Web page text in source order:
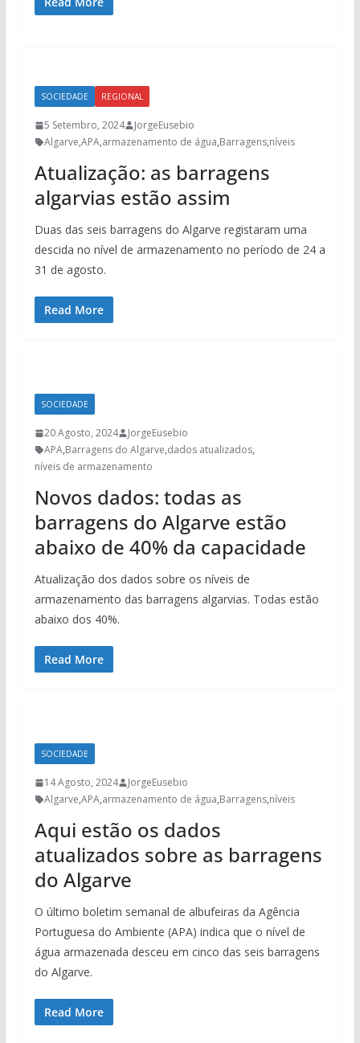
SOCIEDADE REGIONAL
5 Setembro, 2024
JorgeEusebio
Algarve,APA,armazenamento de água,Barragens,níveis
Atualização: as barragens
algarvias estão assim
Duas das seis barragens do Algarve registaram uma
descida no nível de armazenamento no período de 24 a
31 de agosto.
Read More
SOCIEDADE
20 Agosto, 2024
JorgeEusebio
APA,Barragens do Algarve,dados atualizados,
níveis de armazenamento
Novos dados: todas as
barragens do Algarve estão
abaixo de 40% da capacidade
Atualização dos dados sobre os níveis de
armazenamento das barragens algarvias. Todas estão
abaixo dos 40%.
Read More
SOCIEDADE
14 Agosto, 2024
JorgeEusebio
Algarve,APA,armazenamento de água,Barragens,níveis
Aqui estão os dados
atualizados sobre as barragens
do Algarve
O último boletim semanal de albufeiras da Agência
Portuguesa do Ambiente (APA) indica que o nível de
água armazenada desceu em cinco das seis barragens
do Algarve.
Read More